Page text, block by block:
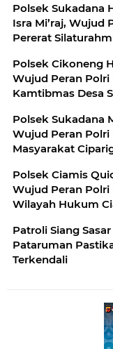
Polsek Sukadana
Isra Mi’raj, Wujud
Pererat
Polsek Cikoneng
Wujud Peran Polri
Kamtibmas Desa
Polsek Sukadana
Wujud Peran
Masyarakat
Polsek Ciamis
Wujud Peran Polri
Wilayah Hukum
Patroli Siang
Pataruman
Terkendali